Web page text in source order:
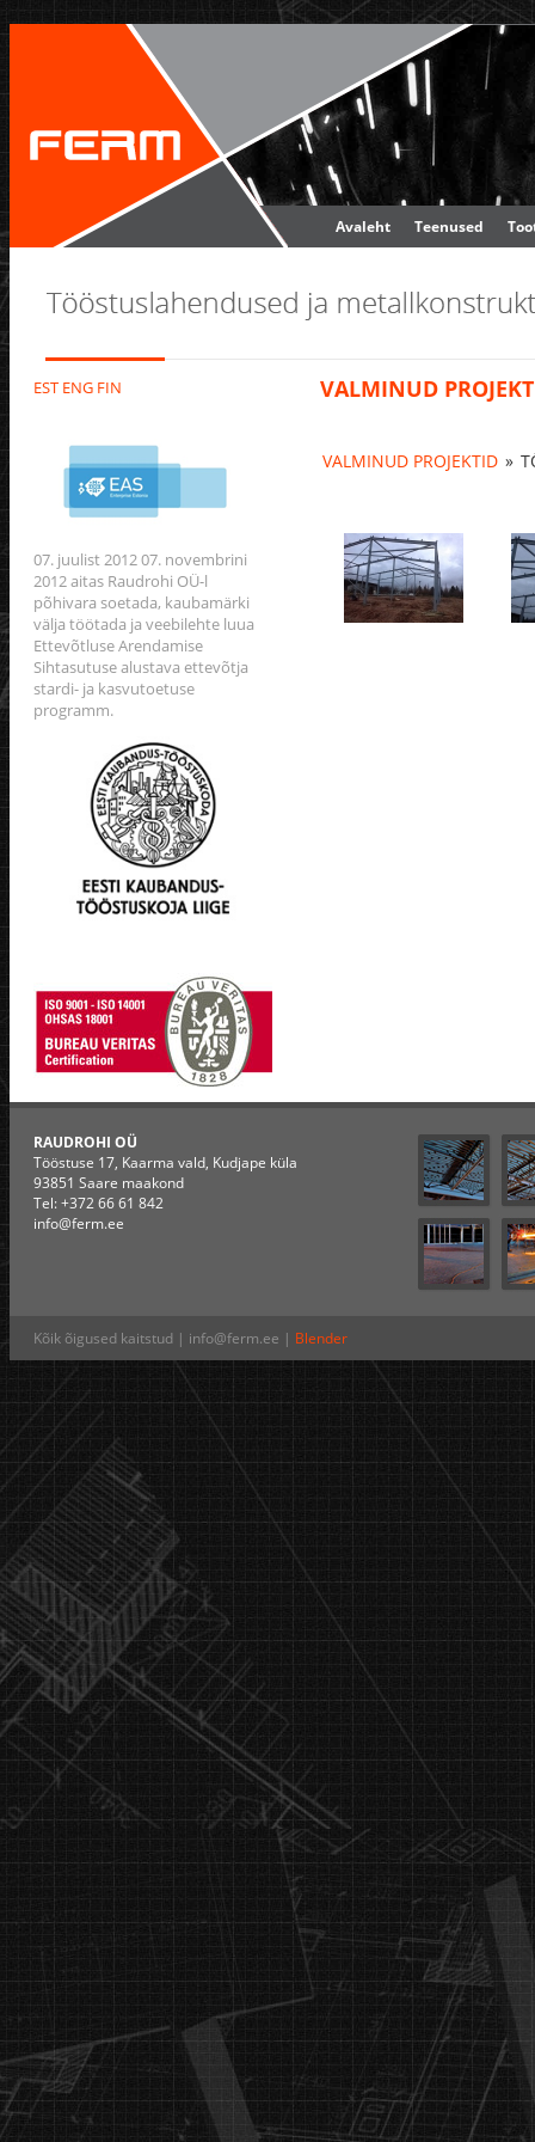
Avaleht Teenused
EST ENG FIN
07. juulist 2012 07. novembrini
2012 aitas Raudrohi OÜ-l
põhivara soetada, kaubamärki
välja töötada ja veebilehte luua
Ettevõtluse Arendamise
Sihtasutuse alustava ettevõtja
stardi- ja kasvutoetuse
programm.
VALMINUD
VALMINUD PROJEKTID »
RAUDROHI OÜ
Tööstuse 17, Kaarma vald, Kudjape küla
93851 Saare maakond
Tel: +372 66 61 842
info@ferm.ee
Kõik õigused kaitstud | info@ferm.ee | Blender